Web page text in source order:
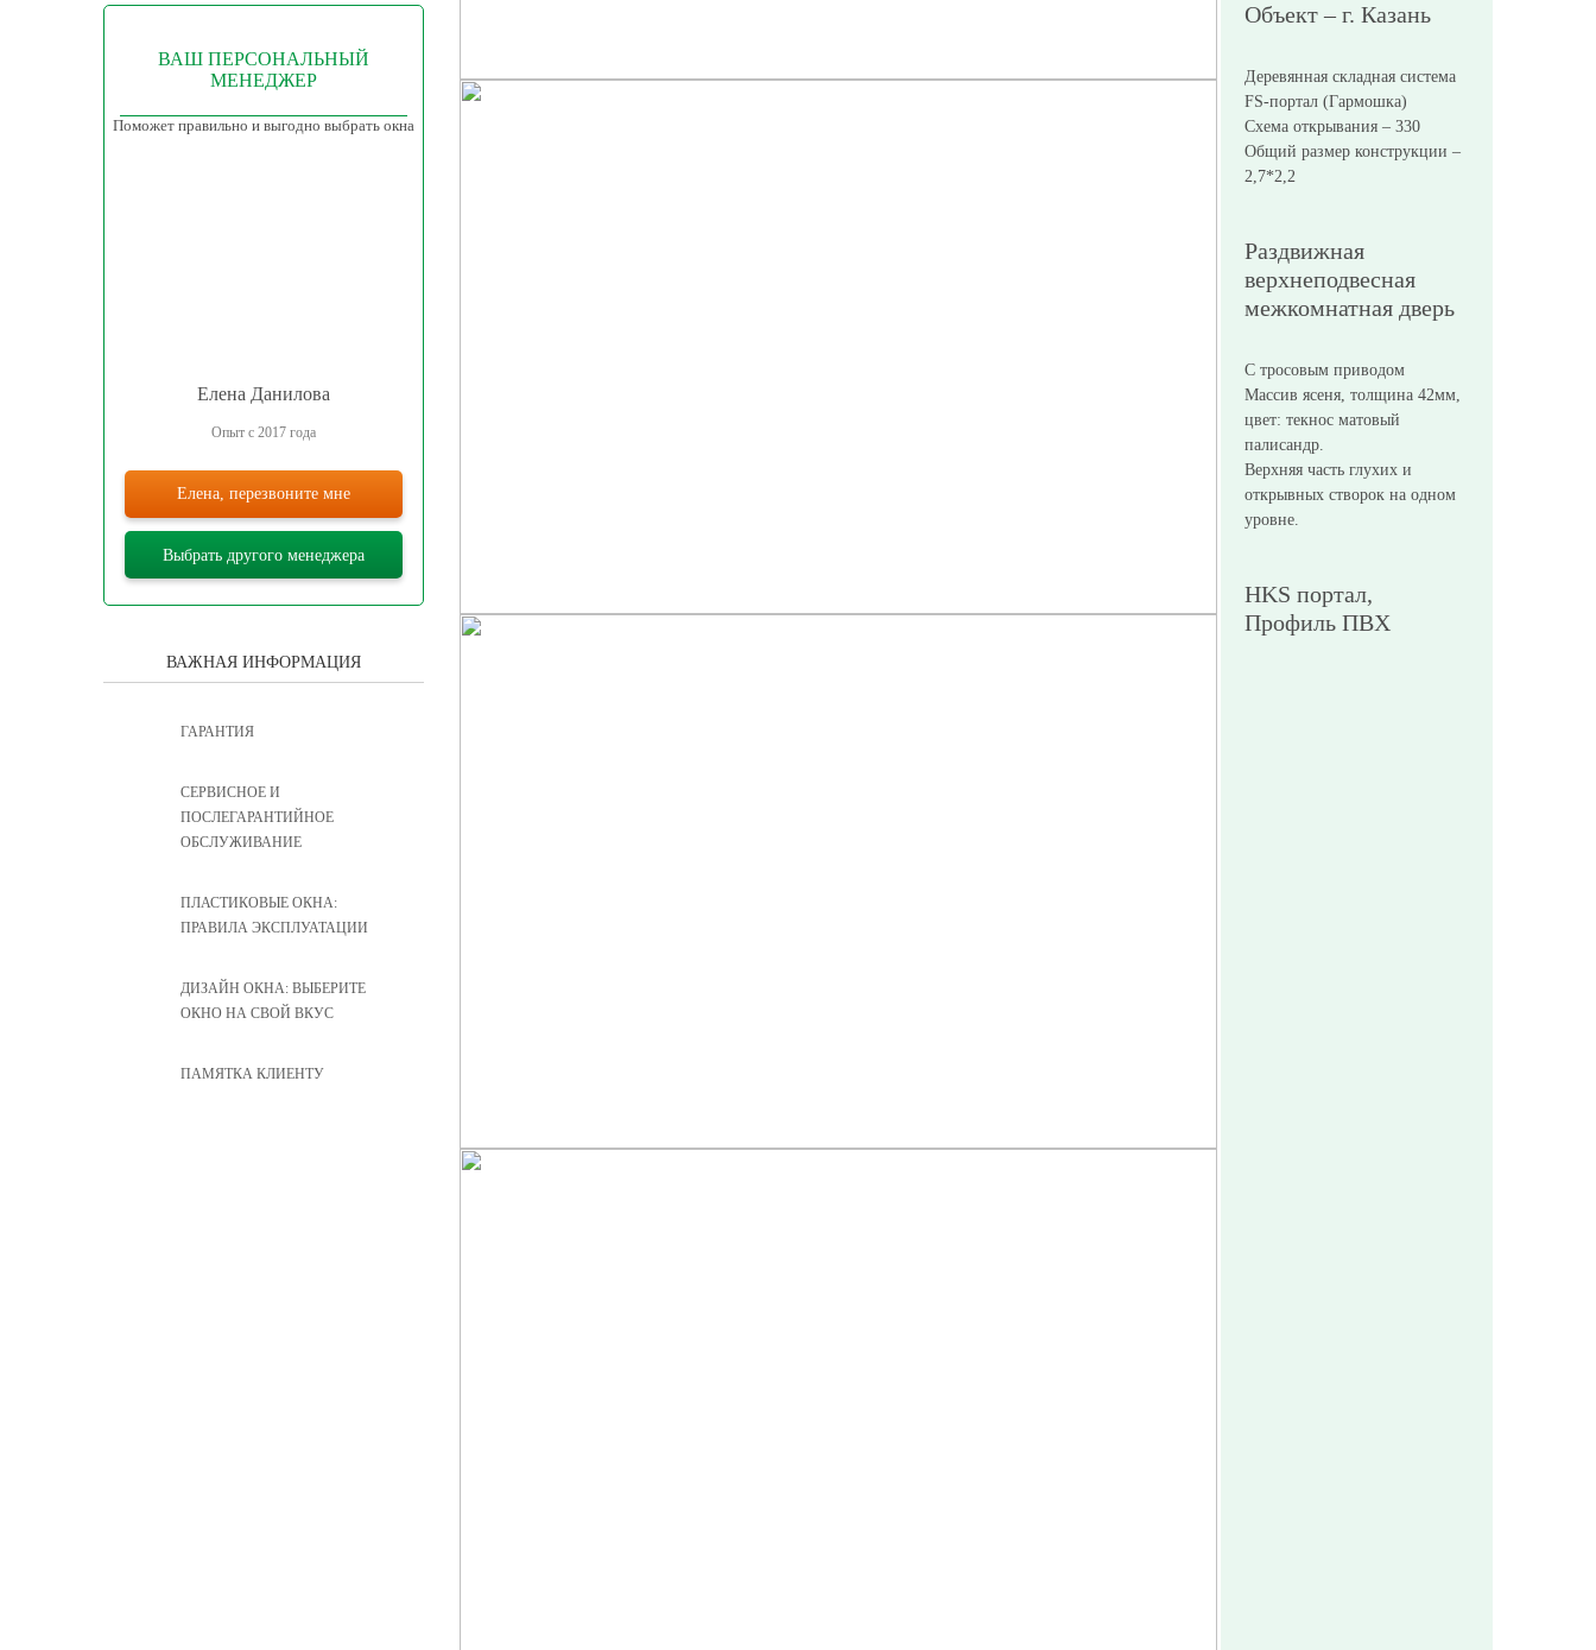
ВАШ ПЕРСОНАЛЬНЫЙ
МЕНЕДЖЕР
Поможет правильно и выгодно выбрать окна
Елена Данилова
Опыт с 2017 года
Елена, перезвоните мне
Выбрать другого менеджера
ВАЖНАЯ ИНФОРМАЦИЯ
ГАРАНТИЯ
CЕРВИСНОЕ И
ПОСЛЕГАРАНТИЙНОЕ
ОБСЛУЖИВАНИЕ
ПЛАСТИКОВЫЕ ОКНА:
ПРАВИЛА ЭКСПЛУАТАЦИИ
ДИЗАЙН ОКНА: ВЫБЕРИТЕ
ОКНО НА СВОЙ ВКУС
ПАМЯТКА КЛИЕНТУ
Объект – г. Казань
Деревянная складная система
FS-портал (Гармошка)
Схема открывания – 330
Общий размер конструкции –
2,7*2,2
Раздвижная
верхнеподвесная
межкомнатная дверь
С тросовым приводом
Массив ясеня, толщина 42мм,
цвет: текнос матовый
палисандр.
Верхняя часть глухих и
открывных створок на одном
уровне.
HKS портал,
Профиль ПВХ